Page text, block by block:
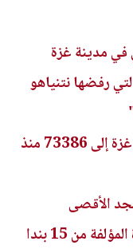
في مدينة غزة
رفضها نتنياهو
ارتفاع حصيلة الشهداء في قطاع غزة إلى 73386 منذ
الأقصى
من 15 بندا